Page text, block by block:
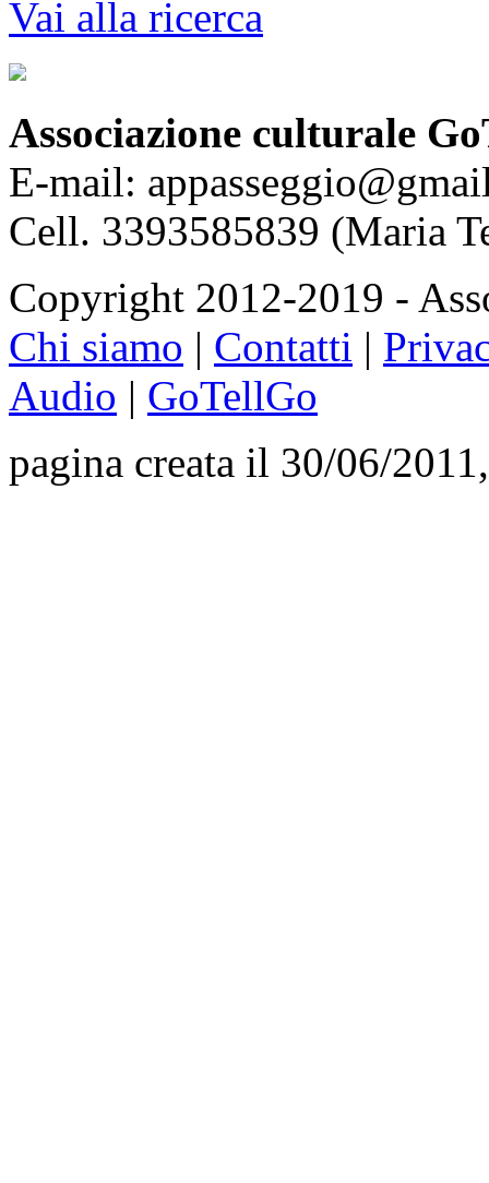
Vai alla ricerca
Associazione culturale
E-mail:
Cell. 3393585839 (Maria
Copyright 2012-2019 -
Chi siamo | Contatti |
Audio | GoTellGo
pagina creata il 30/06/